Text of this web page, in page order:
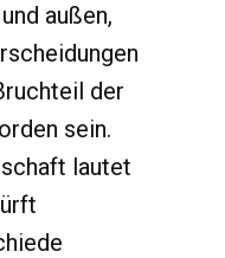
außen,
der
sein.
lautet